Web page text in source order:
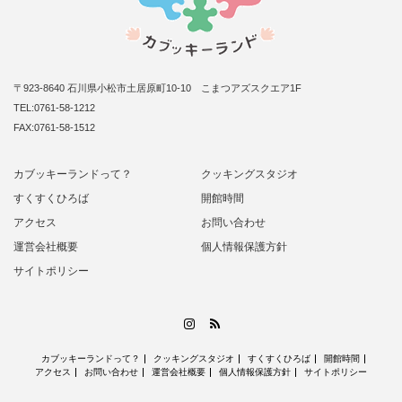
〒923-8640 石川県小松市土居原町10-10 こまつアズスクエア1F
TEL:0761-58-1212
FAX:0761-58-1512
カブッキーランドって？
クッキングスタジオ
すくすくひろば
開館時間
アクセス
お問い合わせ
運営会社概要
個人情報保護方針
サイトポリシー
Instagram
カブッキーランドって？ クッキングスタジオ すくすくひろば
開館時間
アクセス
お問い合わせ 運営会社概要 個人情報保護方針 サイトポリシー